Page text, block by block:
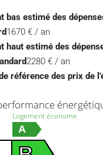
bas estimé des
1670 € / an
haut estimé des
2280 € / an
référence des prix de
Logement économe
A